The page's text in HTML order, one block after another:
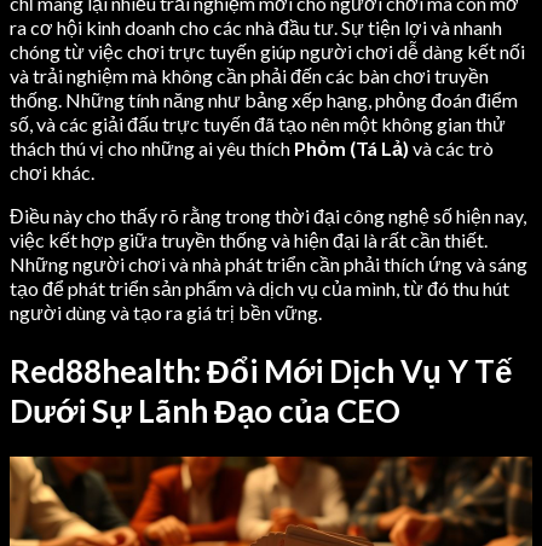
ra cơ hội kinh doanh cho các nhà đầu tư. Sự tiện lợi và nhanh
chóng từ việc chơi trực tuyến giúp người chơi dễ dàng kết nối
và trải nghiệm mà không cần phải đến các bàn chơi truyền
thống. Những tính năng như bảng xếp hạng, phỏng đoán điểm
số, và các giải đấu trực tuyến đã tạo nên một không gian thử
thách thú vị cho những ai yêu thích Phỏm (Tá Lả) và các trò
chơi khác.
Điều này cho thấy rõ rằng trong thời đại công nghệ số hiện nay,
việc kết hợp giữa truyền thống và hiện đại là rất cần thiết.
Những người chơi và nhà phát triển cần phải thích ứng và sáng
tạo để phát triển sản phẩm và dịch vụ của mình, từ đó thu hút
người dùng và tạo ra giá trị bền vững.
Red88health: Đổi Mới Dịch Vụ Y Tế
Dưới Sự Lãnh Đạo của CEO